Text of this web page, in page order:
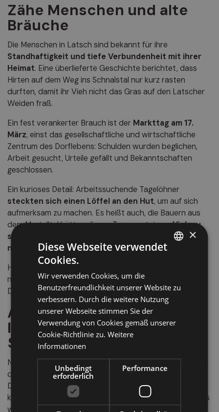
Zähe Menschen und alte
Bräuche
Die Menschen in Latsch sind bekannt für ihre
Standhaftigkeit und tiefe Verbundenheit mit ihrer
Heimat. Eine überlieferte Geschichte berichtet, dass
Hirten auf dem Weg ins Schnalstal nur kurz rasten
durften, damit ihr Vieh nicht das Gras auf den Latscher
Weiden fraß.
Ein fest verankerter Brauch ist der Markttag am 17.
März, einst das gesellschaftliche und wirtschaftliche
Zentrum des Dorflebens: Schulden wurden beglichen,
Arbeit gesucht, Urteile gefällt und Bekanntschaften
geschlossen.
Ein kurioses Detail: Arbeitssuchende Tagelöhner
steckten sich einen Löffel an den Hut, um auf sich
aufmerksam zu machen. Es heißt auch, die Bauern aus
dem Martelltal hätten diesen Tag genutzt, umVieh zu
stehlen und den daheimgebliebenen Frauen
nachzustellen.
Heute wird das Ereignis symbolisch gefeiert, ist aber
nach wie vor ein bedeutender Bestandteil des
Dorflebens.
Apfelhochburg mit
landwirtschaftlicher
Spitzenqualität
Neben seinem kulturellen Reichtum zählt Latsch auch zu
den
wichtigstenApfelanbaugebieten im Vinschgau
Die
gepflegten Apfelhaine
erstrecken sich
kilometerweit und liefern knackig-frische Früchte, die bis
weit über die Landesgrenzen hinaus exportiert werden.
×
Diese Webseite verwendet
Cookies.
Wir verwenden Cookies, um die
Benutzerfreundlichkeit unserer Website zu
verbessern. Durch die weitere Nutzung
unserer Webseite stimmen Sie der
Verwendung von Cookies gemäß unserer
Cookie-Richtlinie zu. Weitere
Informationen
Unbedingt
erforderlich
Performance